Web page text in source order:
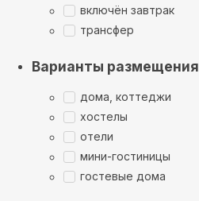
включён завтрак
трансфер
Варианты размещения
дома, коттеджи
хостелы
отели
мини-гостиницы
гостевые дома